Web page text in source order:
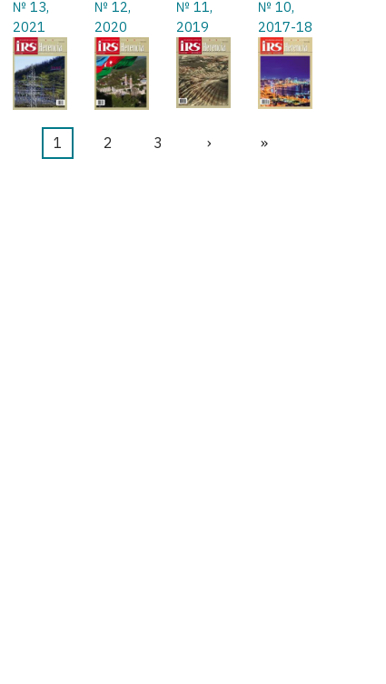
№ 13,
2021
№ 12,
2020
№ 11,
2019
№ 10,
2017-18
Paginación
Página
1 Página
2 Página
3
Siguiente
›
Última
»